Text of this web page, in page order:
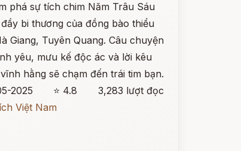
phá sự tích chim Năm Trâu Sáu
bi thương của đồng bào thiểu
Giang, Tuyên Quang. Câu chuyện
yêu, mưu kế độc ác và lời kêu
hằng sẽ chạm đến trái tim bạn.
2025
⭐ 4.8
3,283 lượt đọc
Việt Nam